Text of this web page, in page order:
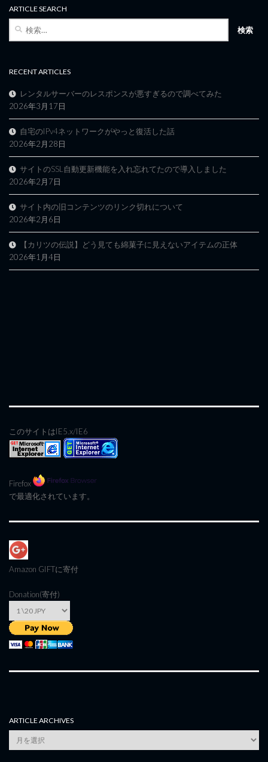
ARTICLE SEARCH
RECENT ARTICLES
レンタルサーバーのレスポンスが悪すぎるので調べてみた
2026年3月17日
自宅のIPv4ネットワークがやっと復活した話
2026年2月28日
サイトのSSL自動更新機能を入れ忘れてたので導入しました
2026年2月7日
サイト内の旧コンテンツのリンク切れについて
2026年2月6日
【カリツの伝説】どう見ても綿菓子に見えないアイテムの正体
2026年1月4日
このサイトはIE5.x/IE6
Firefox
で最適化されています。
Amazon GIFTに寄付
Donation(寄付)
ARTICLE ARCHIVES
Article
Archives